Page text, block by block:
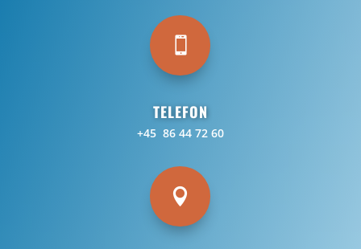

TELEFON
+45 86 44 72 60
